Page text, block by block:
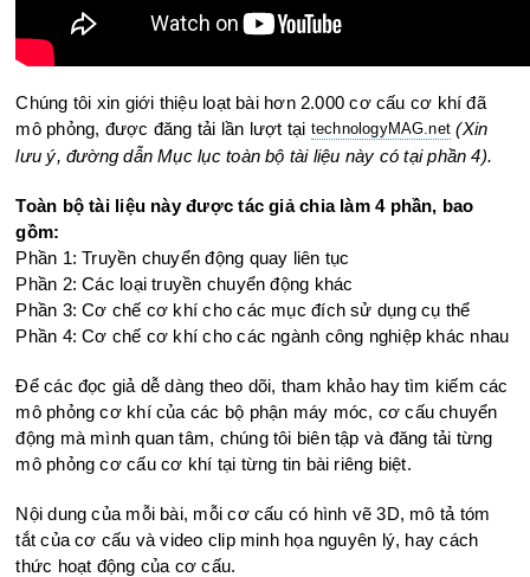
Chúng tôi xin giới thiệu loạt bài hơn 2.000 cơ cấu cơ khí đã
mô phỏng, được đăng tải lần lượt tại technologyMAG.net (Xin
lưu ý, đường dẫn Mục lục toàn bộ tài liệu này có tại phần 4).
Toàn bộ tài liệu này được tác giả chia làm 4 phần, bao
gồm:
Phần 1: Truyền chuyển động quay liên tục
Phần 2: Các loại truyền chuyển động khác
Phần 3: Cơ chế cơ khí cho các mục đích sử dụng cụ thể
Phần 4: Cơ chế cơ khí cho các ngành công nghiệp khác nhau
Để các đọc giả dễ dàng theo dõi, tham khảo hay tìm kiếm các
mô phỏng cơ khí của các bộ phận máy móc, cơ cấu chuyển
động mà mình quan tâm, chúng tôi biên tập và đăng tải từng
mô phỏng cơ cấu cơ khí tại từng tin bài riêng biệt.
Nội dung của mỗi bài, mỗi cơ cấu có hình vẽ 3D, mô tả tóm
tắt của cơ cấu và video clip minh họa nguyên lý, hay cách
thức hoạt động của cơ cấu.